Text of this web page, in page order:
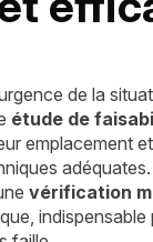
de la
étude de
emplacement
vérification
indispensable